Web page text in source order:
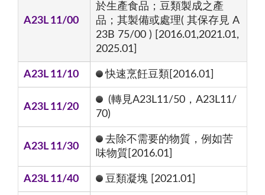
A23L 11/00
於生產食品；豆類製成之產
品；其製備或處理( 其保存見 A
23B 75/00 ) [2016.01,2021.01,
2025.01]
A23L 11/10 快速烹飪豆類[2016.01]
A23L 11/20
(轉見A23L11/50，A23L11/
70)
A23L 11/30
去除不需要的物質，例如苦
味物質[2016.01]
A23L 11/40 豆類凝塊 [2021.01]